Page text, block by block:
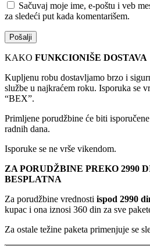
Sačuvaj moje ime, e-poštu i veb
za sledeći put kada komentarišem.
KAKO FUNKCIONIŠE DOSTAVA
Kupljenu robu dostavljamo brzo i
službe u najkraćem roku. Isporuka se
“BEX”.
Primljene porudžbine će biti
radnih dana.
Isporuke se ne vrše vikendom.
ZA PORUDŽBINE PREKO 2990
BESPLATNA
Za porudžbine vrednosti ispod 2990
kupac i ona iznosi 360 din za sve
Za ostale težine paketa primenjuje se